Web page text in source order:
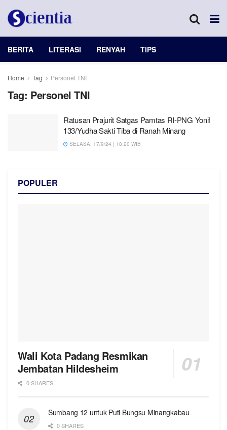
BERITA LITERASI RENYAH TIPS
Home Tag Personel TNI
Tag: Personel TNI
Ratusan Prajurit Satgas Pamtas RI-PNG Yonif
133/Yudha Sakti Tiba di Ranah Minang
SELASA, 17/9/24 | 18:20 WIB
POPULER
Wali Kota Padang Resmikan
Jembatan Hildesheim
0 SHARES
Sumbang 12 untuk Puti Bungsu Minangkabau
0 SHARES